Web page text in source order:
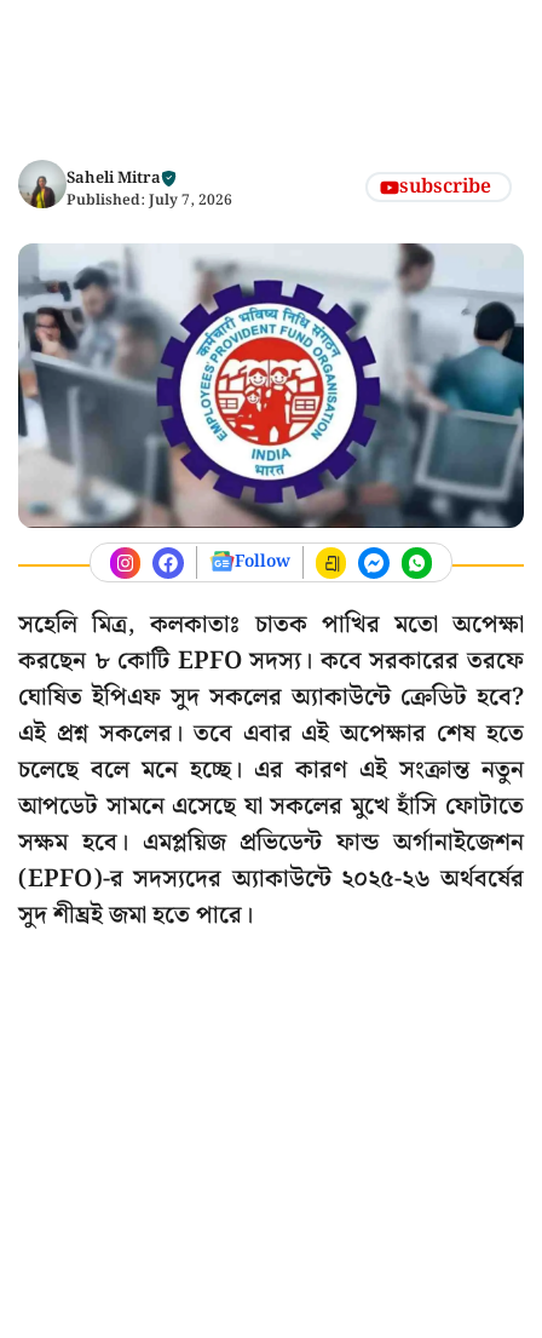
Saheli Mitra
Published: July 7, 2026 subscribe
Follow
সহেলি মিত্র, কলকাতাঃ চাতক পাখির মতো অপেক্ষা
করছেন ৮ কোটি EPFO সদস্য। কবে সরকারের তরফে
ঘোষিত ইপিএফ সুদ সকলের অ্যাকাউন্টে ক্রেডিট হবে?
এই প্রশ্ন সকলের। তবে এবার এই অপেক্ষার শেষ হতে
চলেছে বলে মনে হচ্ছে। এর কারণ এই সংক্রান্ত নতুন
আপডেট সামনে এসেছে যা সকলের মুখে হাঁসি ফোটাতে
সক্ষম হবে। এমপ্লয়িজ প্রভিডেন্ট ফান্ড অর্গানাইজেশন
(EPFO)-র সদস্যদের অ্যাকাউন্টে ২০২৫-২৬ অর্থবর্ষের
সুদ শীঘ্রই জমা হতে পারে।